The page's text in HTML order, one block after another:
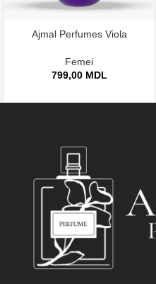
Ajmal Perfumes Viola
Femei
799,00 MDL